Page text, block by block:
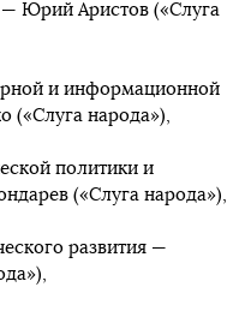
Юрий Аристов («Слуга
и информационной
(«Слуга народа»),
политики и
(«Слуга народа»),
развития —